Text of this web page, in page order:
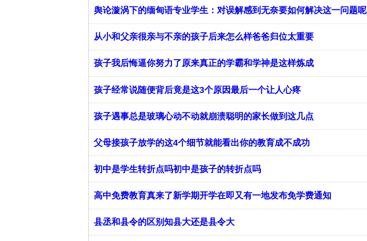
​舆论漩涡下的缅甸语专业学生：对误解感到无奈要如何解决这一问题呢
从小和父亲很亲与不亲的孩子后来怎么样爸爸归位太重要
孩子我后悔逼你努力了原来真正的学霸和学神是这样炼成
孩子经常说随便背后竟是这3个原因最后一个让人心疼
孩子遇事总是玻璃心动不动就崩溃聪明的家长做到这几点
父母接孩子放学的这4个细节就能看出你的教育成不成功
​初中是学生转折点吗初中是孩子的转折点吗
高中免费教育真来了新学期开学在即又有一地发布免学费通知
县丞和县令的区别知县大还是县令大